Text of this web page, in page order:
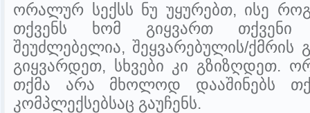
ორალურ სექსს ნუ უყურებთ, ისე
თქვენს ხომ გიყვართ თქვენი
შეუძლებელია, შეყვარებულის/ქმრის
გიყვარდეთ, სხვები კი გზიზღდეთ.
თქმა არა მხოლოდ დააშინებს
კომპლექსებსაც გაუჩენს.